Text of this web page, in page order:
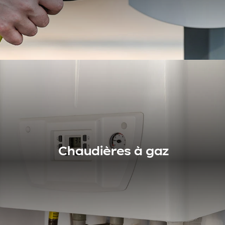
Voir nos produits
Batteries et
bornes de recharge
Propriétaire d'un véhicule électrique ? Et si vous faisiez
installer une borne de recharge sur votre propriété ? Un
pas de plus vers l'écologie et [...]
Chaudières à gaz